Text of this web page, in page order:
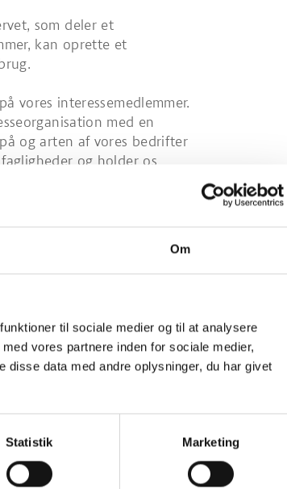
Om
til sociale medier og til at analysere
vores partnere inden for sociale medier,
disse data med andre oplysninger, du har givet
Statistik Marketing
som deler et
kan oprette et
vores interessemedlemmer.
med en
og arten af vores bedrifter
og holder os
landmænd og ejere af
eller skovejendomme. Vi
der gør det muligt at
under lige konkurrence
kultur- og naturværdier.